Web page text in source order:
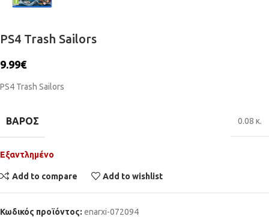
PS4 Trash Sailors
9.99€
PS4 Trash Sailors
ΒΆΡΟΣ 0.08 κ.
Εξαντλημένο
Add to compare Add to wishlist
Κωδικός προϊόντος: enarxi-072094